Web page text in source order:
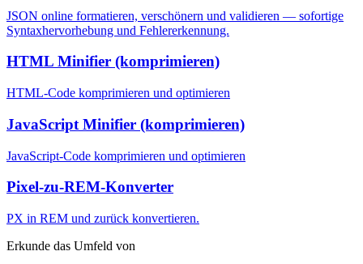
JSON online formatieren, verschönern und validieren — sofortige
Syntaxhervorhebung und Fehlererkennung.
HTML Minifier (komprimieren)
HTML-Code komprimieren und optimieren
JavaScript Minifier (komprimieren)
JavaScript-Code komprimieren und optimieren
Pixel-zu-REM-Konverter
PX in REM und zurück konvertieren.
Erkunde das Umfeld von